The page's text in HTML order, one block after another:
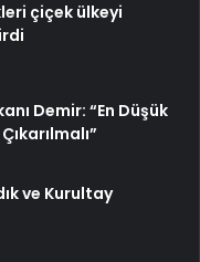
çiçek ülkeyi
Demir: “En Düşük
ve Kurultay